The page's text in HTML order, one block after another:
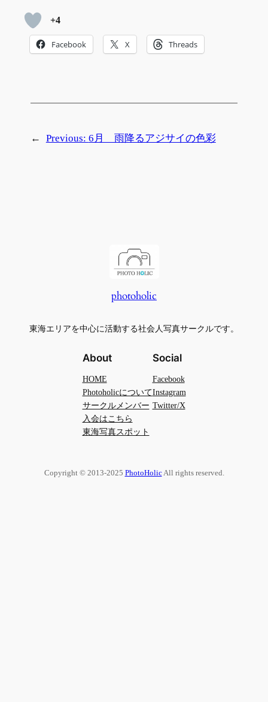
+4
Facebook X Threads
← Previous: 6月 雨降るアジサイの色彩
photoholic
東海エリアを中心に活動する社会人写真サークルです。
About
HOME
Photoholicについて
サークルメンバー
入会はこちら
東海写真スポット
Social
Facebook
Instagram
Twitter/X
Copyright © 2013-2025 PhotoHolicAll rights reserved.